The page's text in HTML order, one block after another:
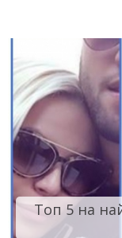
Топ 5 на